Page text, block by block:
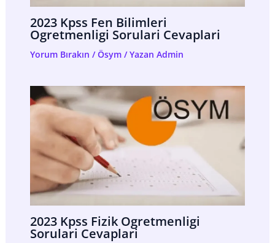
2023 Kpss Fen Bilimleri
Ogretmenligi Sorulari Cevaplari
Yorum Bırakın /Ösym/ Yazan Admin
2023 Kpss Fizik Ogretmenligi
Sorulari Cevaplari